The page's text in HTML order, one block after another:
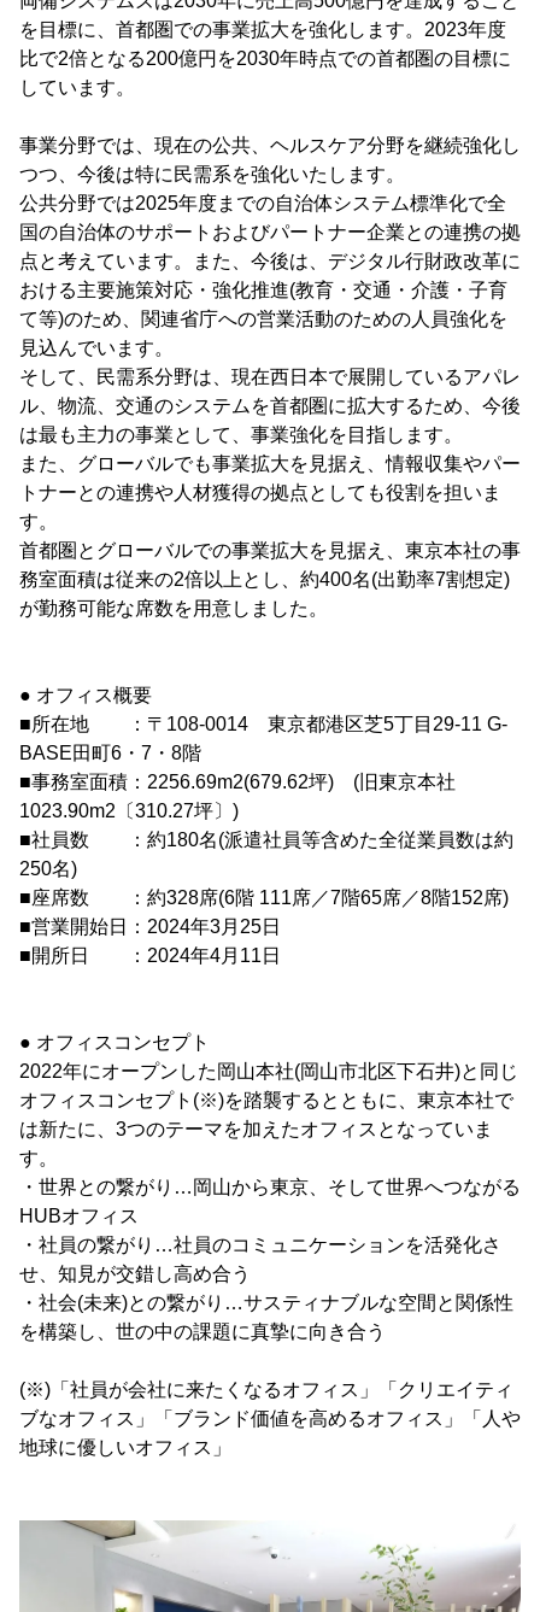
を目標に、首都圏での事業拡大を強化します。2023年度
比で2倍となる200億円を2030年時点での首都圏の目標に
しています。
事業分野では、現在の公共、ヘルスケア分野を継続強化し
つつ、今後は特に民需系を強化いたします。
公共分野では2025年度までの自治体システム標準化で全
国の自治体のサポートおよびパートナー企業との連携の拠
点と考えています。また、今後は、デジタル行財政改革に
おける主要施策対応・強化推進(教育・交通・介護・子育
て等)のため、関連省庁への営業活動のための人員強化を
見込んでいます。
そして、民需系分野は、現在西日本で展開しているアパレ
ル、物流、交通のシステムを首都圏に拡大するため、今後
は最も主力の事業として、事業強化を目指します。
また、グローバルでも事業拡大を見据え、情報収集やパー
トナーとの連携や人材獲得の拠点としても役割を担いま
す。
首都圏とグローバルでの事業拡大を見据え、東京本社の事
務室面積は従来の2倍以上とし、約400名(出勤率7割想定)
が勤務可能な席数を用意しました。
● オフィス概要
■所在地 ：〒108-0014 東京都港区芝5丁目29-11 G-
BASE田町6・7・8階
■事務室面積：2256.69m2(679.62坪) (旧東京本社
1023.90m2〔310.27坪〕)
■社員数 ：約180名(派遣社員等含めた全従業員数は約
250名)
■座席数 ：約328席(6階 111席／7階65席／8階152席)
■営業開始日：2024年3月25日
■開所日 ：2024年4月11日
● オフィスコンセプト
2022年にオープンした岡山本社(岡山市北区下石井)と同じ
オフィスコンセプト(※)を踏襲するとともに、東京本社で
は新たに、3つのテーマを加えたオフィスとなっていま
す。
・世界との繋がり…岡山から東京、そして世界へつながる
HUBオフィス
・社員の繋がり…社員のコミュニケーションを活発化さ
せ、知見が交錯し高め合う
・社会(未来)との繋がり…サスティナブルな空間と関係性
を構築し、世の中の課題に真摯に向き合う
(※)「社員が会社に来たくなるオフィス」「クリエイティ
ブなオフィス」「ブランド価値を高めるオフィス」「人や
地球に優しいオフィス」